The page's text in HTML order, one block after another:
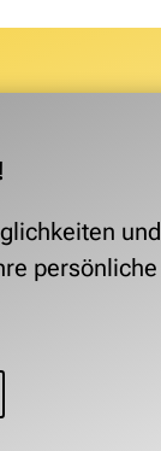
und
persönliche